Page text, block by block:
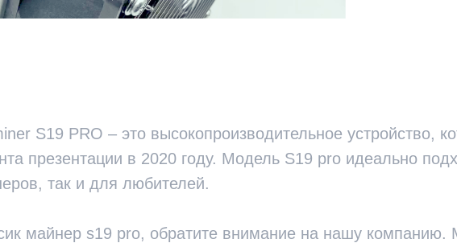
S19 PRO – это высокопроизводительное устройство,
презентации в 2020 году. Модель S19 pro идеально
так и для любителей.
майнер s19 pro, обратите внимание на нашу